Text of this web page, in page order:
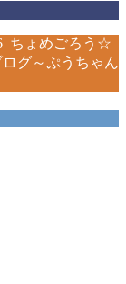
ちょめごろう☆
グ～ぷうちゃん